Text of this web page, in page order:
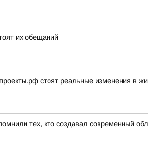
их обещаний
стоят реальные изменения в
тех, кто создавал современный